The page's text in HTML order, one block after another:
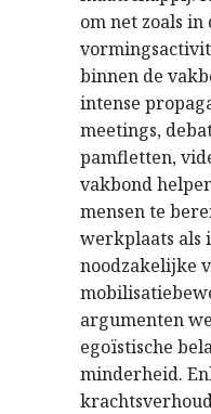
om net zoals in
binnen de
intense
meetings,
pamfletten,
vakbond
mensen te
werkplaats als
noodzakelijke
argumenten
egoïstische
minderheid.